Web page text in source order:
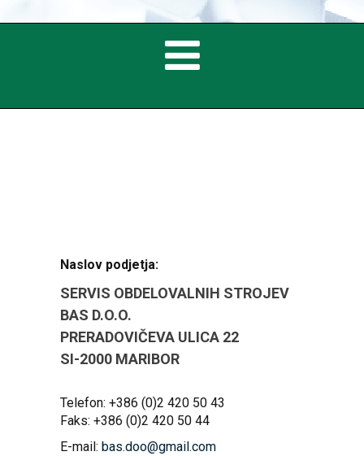
Naslov podjetja:
SERVIS OBDELOVALNIH STROJEV
BAS D.O.O.
PRERADOVIČEVA ULICA 22
SI-2000 MARIBOR
Telefon: +386 (0)2 420 50 43
Faks: +386 (0)2 420 50 44
E-mail: bas.doo@gmail.com